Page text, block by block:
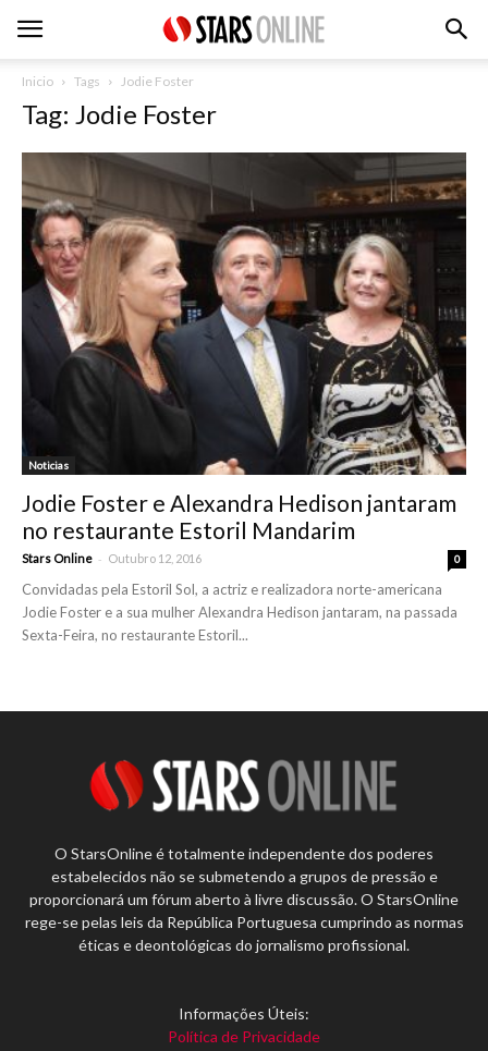
Inicio Tags Jodie Foster
Tag: Jodie Foster
Noticias
Jodie Foster e Alexandra Hedison jantaram
no restaurante Estoril Mandarim
Stars Online - Outubro 12, 2016 0
Convidadas pela Estoril Sol, a actriz e realizadora norte-americana
Jodie Foster e a sua mulher Alexandra Hedison jantaram, na passada
Sexta-Feira, no restaurante Estoril...
O StarsOnline é totalmente independente dos poderes
estabelecidos não se submetendo a grupos de pressão e
proporcionará um fórum aberto à livre discussão. O StarsOnline
rege-se pelas leis da República Portuguesa cumprindo as normas
éticas e deontológicas do jornalismo profissional.
Informações Úteis:
Política de Privacidade